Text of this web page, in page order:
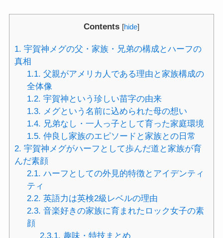
Contents [hide]
1. 宇賀神メグの父・家族・兄弟の構成とハーフの
真相
1.1. 父親がアメリカ人である理由と家族構成の
全体像
1.2. 宇賀神という珍しい苗字の由来
1.3. メグという名前に込められた母の想い
1.4. 兄弟なし・一人っ子として育った家庭環境
1.5. 仲良し家族のエピソードと家族との日常
2. 宇賀神メグがハーフとして歩んだ道と家族が育
んだ素顔
2.1. ハーフとしての外見的特徴とアイデンティ
ティ
2.2. 英語力は英検2級レベルの理由
2.3. 音楽好きの家族に育まれたロック女子の素
顔
2.3.1. 趣味・特技まとめ